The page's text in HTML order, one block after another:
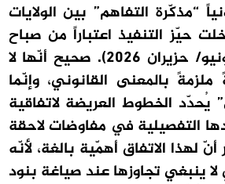
“مذكّرة التفاهم” بين الولايات
حيّز التنفيذ اعتباراً من صباح
يوم الجمعة (19 يونيو/ حزيران 2026). صحيح أنّها لا
بالمعنى القانوني، وإنّما
يُحدّد الخطوط العريضة لاتفاقية
التفصيلية في مفاوضات لاحقة
لهذا الاتفاق أهمّية بالغة، لأنّه
ينبغي تجاوزها عند صياغة بنود